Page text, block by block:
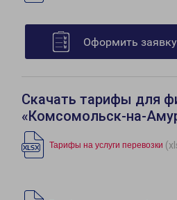
Оформить заявку
Скачать тарифы для
«Комсомольск-на-
Тарифы на услуги перевозки